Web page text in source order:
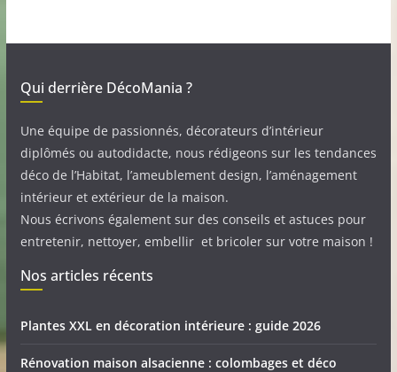
Qui derrière DécoMania ?
Une équipe de passionnés, décorateurs d’intérieur
diplômés ou autodidacte, nous rédigeons sur les tendances
déco de l’Habitat, l’ameublement design, l’aménagement
intérieur et extérieur de la maison.
Nous écrivons également sur des conseils et astuces pour
entretenir, nettoyer, embellir et bricoler sur votre maison !
Nos articles récents
Plantes XXL en décoration intérieure : guide 2026
Rénovation maison alsacienne : colombages et déco